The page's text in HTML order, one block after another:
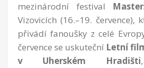
mezinárodní festival
Vizovicích (16.–19. července),
přivádí fanoušky z celé
července se uskuteční Letní
v Uherském Hradišti